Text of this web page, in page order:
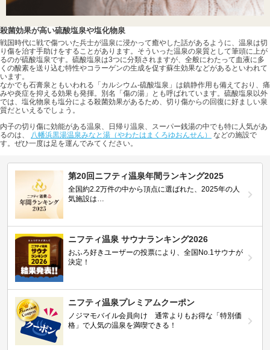
殺菌効果が高い硫酸塩泉や塩化物泉
戦国時代に戦で傷ついた兵士が温泉に浸かって癒やした話があるように、温泉は切
り傷を治す手助けをすることがあります。そういった温泉の泉質として筆頭に上が
るのが硫酸塩泉です。硫酸塩泉は3つに分類されますが、全般にわたって血液に多
くの酸素を送り込む特性やコラーゲンの生成を促す蘇生効果などがあるといわれて
います。
なかでも石膏泉ともいわれる「カルシウム-硫酸塩泉」は鎮静作用も備えており、痛
みや炎症を抑える効果も発揮。別名「傷の湯」とも呼ばれています。硫酸塩泉以外
では、塩化物泉も塩分による殺菌効果があるため、切り傷からの回復に好ましい泉
質だといえるでしょう。
内子の切り傷に効能がある温泉、日帰り温泉、スーパー銭湯の中でも特に人気があ
るのは、
八幡浜黒湯温泉みなと湯（やわたはまくろゆおんせん）
などの施設で
す。ぜひ一度は足を運んでみてください。
第20回ニフティ温泉年間ランキング2025
全国約2.2万件の中から頂点に選ばれた、2025年の人
気施設は…
ニフティ温泉 サウナランキング2026
おふろ好きユーザーの投票により、全国No.1サウナが
決定！
ニフティ温泉プレミアムクーポン
ノジマモバイル会員向け 通常よりもお得な「特別価
格」で人気の温泉を満喫できる！